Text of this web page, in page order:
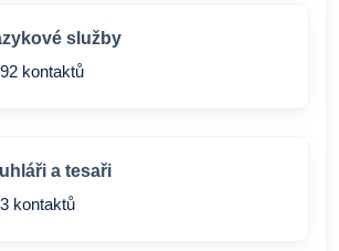
služby
kontaktů
a tesaři
kontaktů